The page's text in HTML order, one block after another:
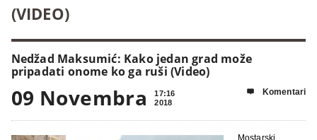
(VIDEO)
Nedžad Maksumić: Kako jedan grad može
pripadati onome ko ga ruši (Video)
09 Novembra
17:16
2018
 Komentari
Mostarski